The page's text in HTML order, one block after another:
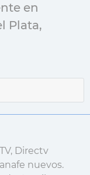
en
Plata,
Directv
nuevos.